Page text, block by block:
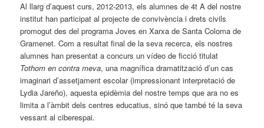
Al llarg d’aquest curs, 2012-2013, els alumnes de 4t A del nostre
institut han participat al projecte de convivència i drets civils
promogut des del programa Joves en Xarxa de Santa Coloma de
Gramenet. Com a resultat final de la seva recerca, els nostres
alumnes han presentat a concurs un vídeo de ficció titulat
Tothom en contra meva, una magnífica dramatització d’un cas
imaginari d’assetjament escolar (impressionant interpretació de
Lydia Jareño), aquesta epidèmia del nostre temps que ara no es
limita a l’àmbit dels centres educatius, sinó que també té la seva
vessant al ciberespai.